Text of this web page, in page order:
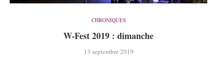
CHRONIQUES
W-Fest 2019 : dimanche
13 septembre 2019